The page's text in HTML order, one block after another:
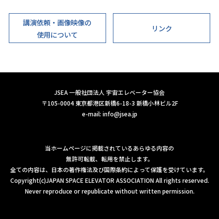
講演依頼・画像映像の
使用について
リンク
JSEA 一般社団法人 宇宙エレベーター協会
〒105-0004 東京都港区新橋6-18-3 新橋小林ビル2F
e-mail: info@jsea.jp
当ホームページに掲載されているあらゆる内容の
無許可転載、転用を禁止します。
全ての内容は、日本の著作権法及び国際条約によって保護を受けています。
Copyright(c)JAPAN SPACE ELEVATOR ASSOCIATION All rights reserved.
Never reproduce or republicate without written permission.